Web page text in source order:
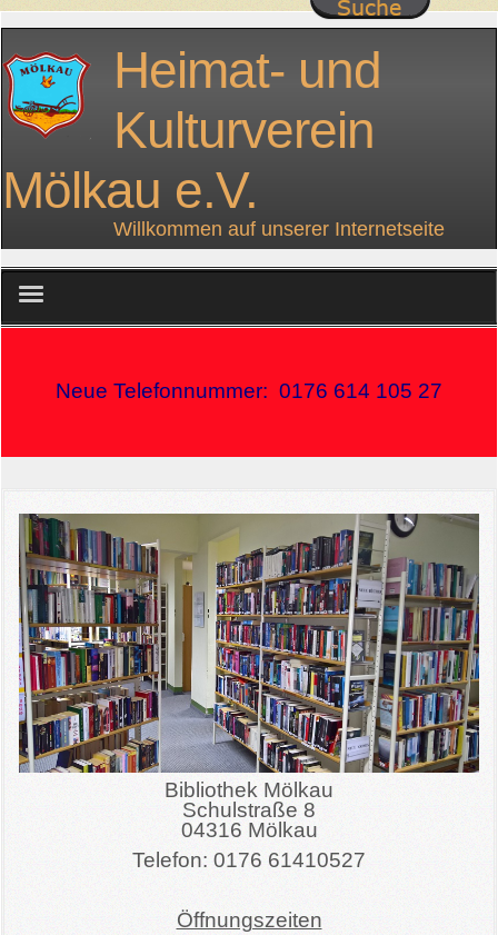
Heimat- und
Kulturverein
Mölkau e.V.
Willkommen auf unserer Internetseite
über uns
Projekte
Bildergalerie
Archiv
Impressum
Vereine & Partner
Sponsoren
Neue Telefonnummer: 0176 614 105 27
Bibliothek Mölkau
Schulstraße 8
04316 Mölkau
Telefon: 0176 61410527
Öffnungszeiten